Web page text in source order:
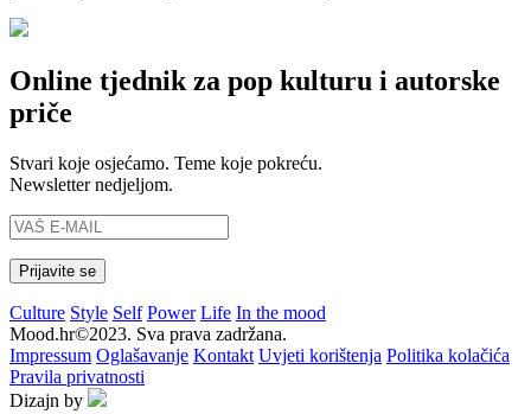
Online tjednik za pop kulturu i autorske
priče
Stvari koje osjećamo. Teme koje pokreću.
Newsletter nedjeljom.
Culture Style Self Power Life In the mood
Mood.hr©2023. Sva prava zadržana.
Impressum Oglašavanje Kontakt Uvjeti korištenja Politika kolačića
Pravila privatnosti
Dizajn by